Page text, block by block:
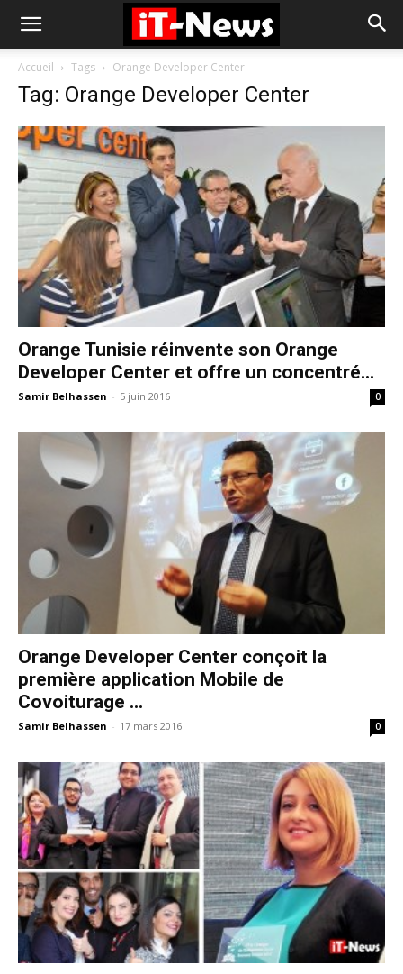
Accueil Tags Orange Developer Center
Tag: Orange Developer Center
Orange Tunisie réinvente son Orange
Developer Center et offre un concentré...
Samir Belhassen - 5 juin 2016 0
Orange Developer Center conçoit la
première application Mobile de
Covoiturage ...
Samir Belhassen - 17 mars 2016 0